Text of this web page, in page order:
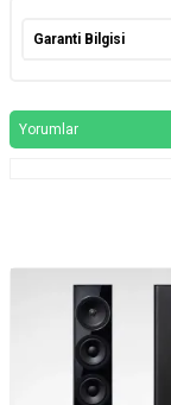
Garanti Bilgisi
Yorumlar